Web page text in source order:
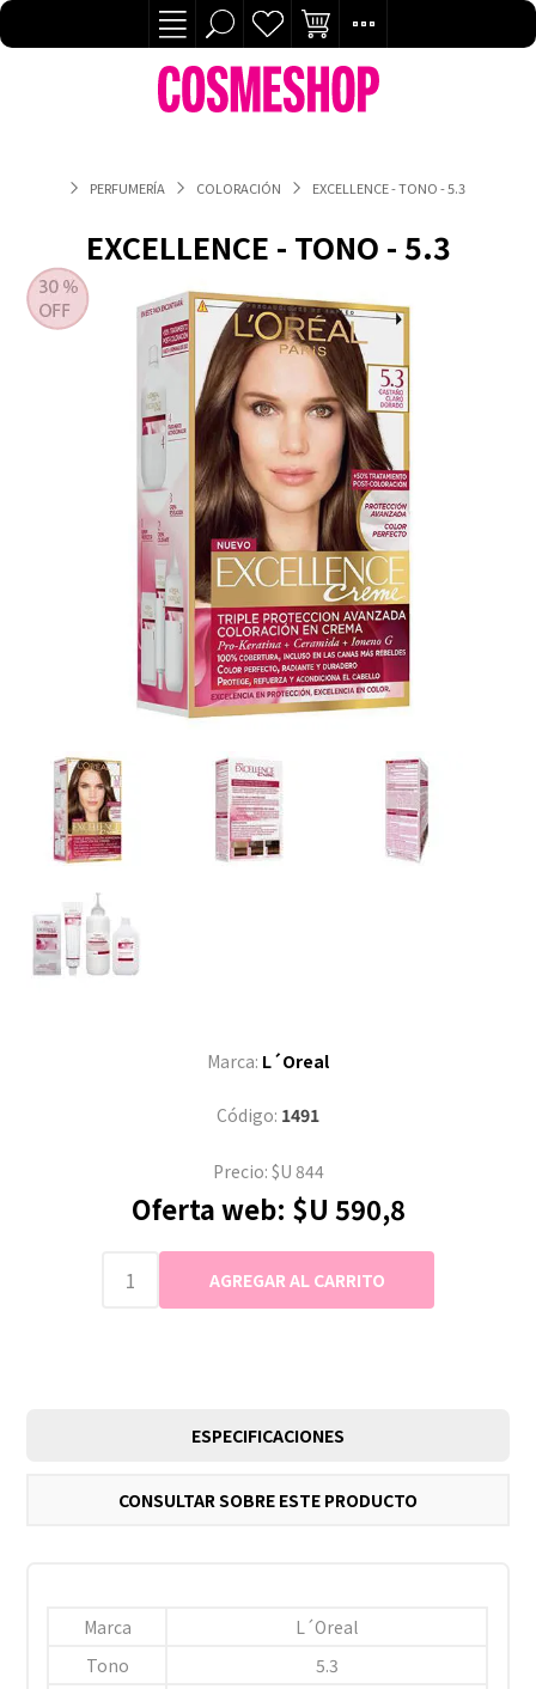
PERFUMERÍA COLORACIÓN EXCELLENCE - TONO - 5.3
EXCELLENCE - TONO - 5.3
Marca: L´Oreal
Código: 1491
Precio: $U 844
Oferta web: $U 590,8
ESPECIFICACIONES
CONSULTAR SOBRE ESTE PRODUCTO
Marca
L´Oreal
Tono
5.3